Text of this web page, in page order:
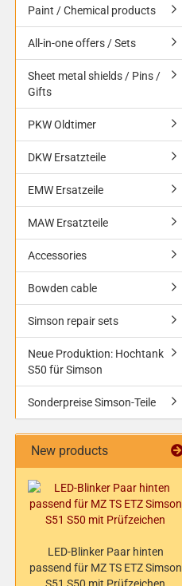
Paint / Chemical products
All-in-one offers / Sets
Sheet metal shields / Pins /
Gifts
PKW Oldtimer
DKW Ersatzteile
EMW Ersatzeile
MAW Ersatzteile
Accessories
Bowden cable
Simson repair sets
Neue Produktion: Hochtank
S50 für Simson
Sonderpreise Simson-Teile
New products
LED-Blinker Paar hinten
passend für MZ TS ETZ Simson